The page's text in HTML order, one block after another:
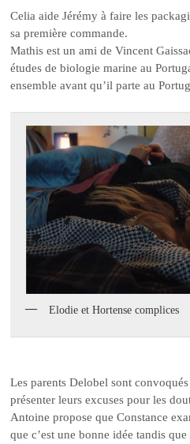
Celia aide Jérémy à faire les
sa première commande.
Mathis est un ami de Vincent
études de biologie marine au
ensemble avant qu’il parte au
Elodie et Hortense complices
Les parents Delobel sont
présenter leurs excuses pour les
Antoine propose que Constance
que c’est une bonne idée tandis